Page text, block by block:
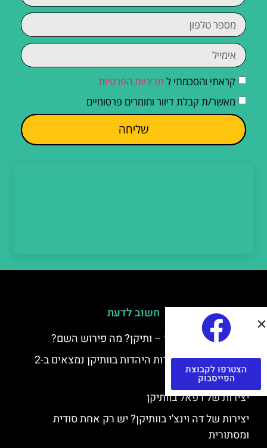
קראתי והסכמתי ל מדיניות הפרטיות
מאשר/ת קבלת דיוור וחומרים פרסומיים
שליחה
חשוב לדעת
למה קוראים לוותיקן – ותיקן? מה פירוש השם?
כתב יד ותיקן – אוצרות היהדות בוותיקן נמצאים ב-2
כתבי יד עתיקים
יצירות של רפאל בוותיקן
יצירות של דה וינצ'י בוותיקן? יש רק אחת סודית
ומסתורית
הצטרפו לקבוצת
הפייסבוק